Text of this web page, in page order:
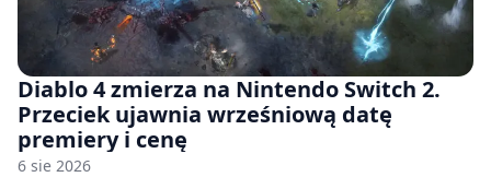
Diablo 4 zmierza na Nintendo Switch 2.
Przeciek ujawnia wrześniową datę
premiery i cenę
6 sie 2026